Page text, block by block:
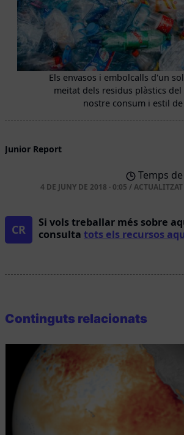
Els envasos i embolcalls d'un
meitat dels residus plàstics
nostre consum i estil
Junior Report
Temps
4 DE JUNY DE 2018 · 0:05 /ACTUALITZAT
CR
Si vols treballar més sobre
consulta tots els recursos
Continguts relacionats